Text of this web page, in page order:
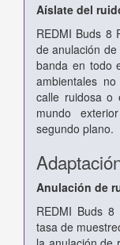
Aíslate del
REDMI Buds 8
de anulación
banda en todo
ambientales
calle ruidosa o
mundo
segundo plano.
Anulación de
REDMI Buds
tasa de